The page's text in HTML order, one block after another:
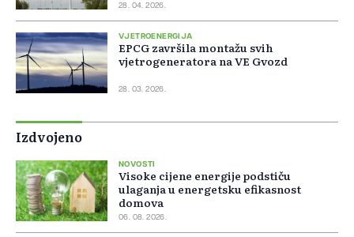
28. 04. 2026.
VJETROENERGIJA
EPCG završila montažu svih
vjetrogeneratora na VE Gvozd
28. 03. 2026.
Izdvojeno
NOVOSTI
Visoke cijene energije podstiču
ulaganja u energetsku efikasnost
domova
06. 08. 2026.